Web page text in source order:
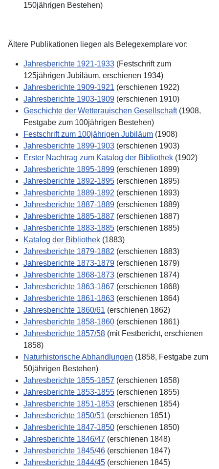
150jährigen Bestehen)
Ältere Publikationen liegen als Belegexemplare vor:
Jahresberichte 1921-1933 (Festschrift zum
125jährigen Jubiläum, erschienen 1934)
Jahresberichte 1909-1921 (erschienen 1922)
Jahresberichte 1903-1909 (erschienen 1910)
Geschichte der Wetterauischen Gesellschaft(1908,
Festgabe zum 100jährigen Bestehen)
Festschrift zum 100jährigen Jubiläum (1908)
Jahresberichte 1899-1903 (erschienen 1903)
Erster Nachtrag zum Katalog der Bibliothek (1902)
Jahresberichte 1895-1899 (erschienen 1899)
Jahresberichte 1892-1895 (erschienen 1895)
Jahresberichte 1889-1892 (erschienen 1893)
Jahresberichte 1887-1889 (erschienen 1889)
Jahresberichte 1885-1887 (erschienen 1887)
Jahresberichte 1883-1885 (erschienen 1885)
Katalog der Bibliothek (1883)
Jahresberichte 1879-1882 (erschienen 1883)
Jahresberichte 1873-1879 (erschienen 1879)
Jahresberichte 1868-1873 (erschienen 1874)
Jahresberichte 1863-1867 (erschienen 1868)
Jahresberichte 1861-1863 (erschienen 1864)
Jahresberichte 1860/61 (erschienen 1862)
Jahresberichte 1858-1860 (erschienen 1861)
Jahresberichte 1857/58 (mit Festbericht, erschienen
1858)
Naturhistorische Abhandlungen (1858, Festgabe zum
50jährigen Bestehen)
Jahresberichte 1855-1857 (erschienen 1858)
Jahresberichte 1853-1855 (erschienen 1855)
Jahresberichte 1851-1853 (erschienen 1854)
Jahresberichte 1850/51 (erschienen 1851)
Jahresberichte 1847-1850 (erschienen 1850)
Jahresberichte 1846/47 (erschienen 1848)
Jahresberichte 1845/46 (erschienen 1847)
Jahresberichte 1844/45 (erschienen 1845)